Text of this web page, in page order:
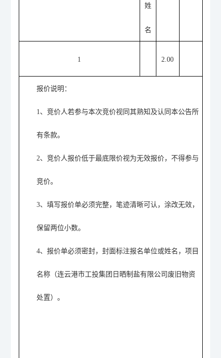
姓
名
1 2.00
报价说明：
1、 竞价人若参与本次竞价视同其熟知及认同 本公告所
有条款。
2、 竞价人报价低于最底限价视为无效报价，不得参与
竞价。
3、 填写报价单必须完整，笔迹清晰可认，涂改无效，
保留两位小数。
4、 报价单必须密封，封面标注报名单位或姓名，项目
名称（连云港市工投集团日晒制盐有限公司废旧物资
处置） 。